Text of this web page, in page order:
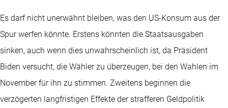
Es darf nicht unerwähnt bleiben, was den US-Konsum aus der
Spur werfen könnte. Erstens könnten die Staatsausgaben
sinken, auch wenn dies unwahrscheinlich ist, da Präsident
Biden versucht, die Wähler zu überzeugen, bei den Wahlen im
November für ihn zu stimmen. Zweitens beginnen die
verzögerten langfristigen Effekte der strafferen Geldpolitik